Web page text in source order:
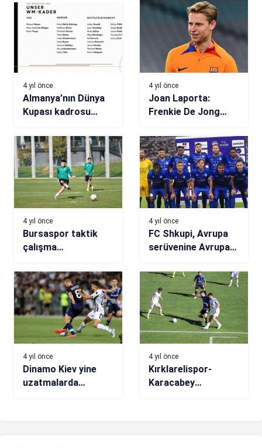
4 yıl önce
Almanya’nın Dünya
Kupası kadrosu
4 yıl önce
Joan Laporta:
Frenkie De Jong
istiyorsa maaşında
kesintiye gitmeli
4 yıl önce
Bursaspor taktik
çalışma
4 yıl önce
FC Shkupi, Avrupa
serüvenine Avrupa
edecek
4 yıl önce
Dinamo Kiev yine
uzatmalarda
4 yıl önce
Kırklarelispor-
Karacabey